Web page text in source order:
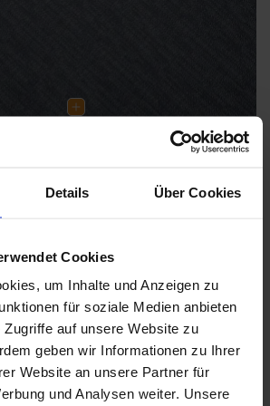
Details Über Cookies
Cookies
um Inhalte und Anzeigen zu
für soziale Medien anbieten
auf unsere Website zu
geben wir Informationen zu Ihrer
Website an unsere Partner für
und Analysen weiter. Unsere
Sant Agostino
Showroom